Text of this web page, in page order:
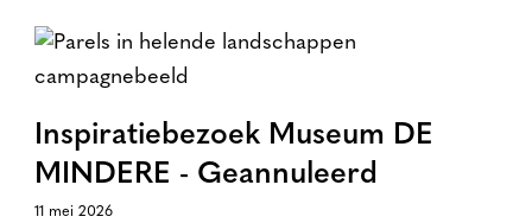
Inspiratiebezoek Museum DE
MINDERE - Geannuleerd
11 mei 2026